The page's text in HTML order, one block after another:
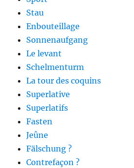
Stau
Enbouteillage
Sonnenaufgang
Le levant
Schelmenturm
La tour des coquins
Superlative
Superlatifs
Fasten
Jeûne
Fälschung ?
Contrefaçon ?